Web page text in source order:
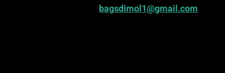
bagsdimol1@gmail.com